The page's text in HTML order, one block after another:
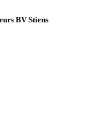
BV Stiens